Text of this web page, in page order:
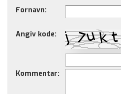
Fornavn:
Angiv kode:
Kommentar: